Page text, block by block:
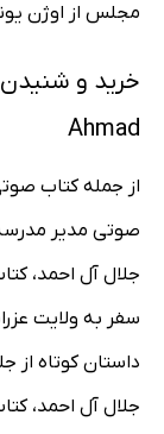
مجلس از اوژن
Ahmad
از جمله کتاب
صوتی مدیر مدرسه
جلال آل احمد،
سفر به ولایت
داستان کوتاه از
جلال آل احمد،